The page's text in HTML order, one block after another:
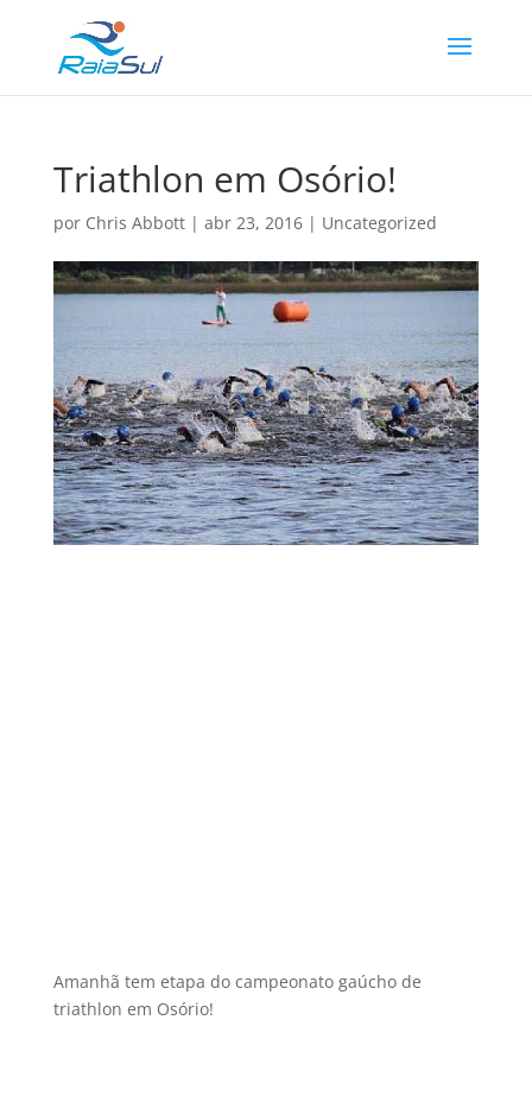
Triathlon em Osório!
por Chris Abbott| abr 23, 2016| Uncategorized
Amanhã tem etapa do campeonato gaúcho de
triathlon em Osório!